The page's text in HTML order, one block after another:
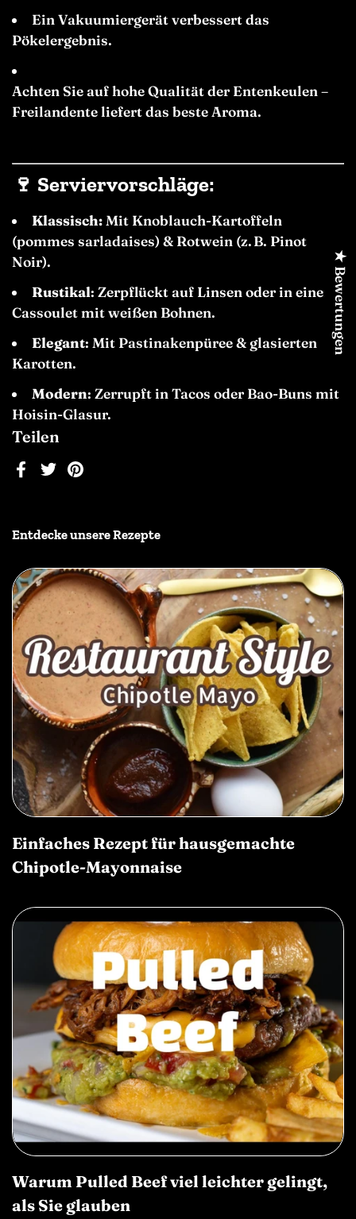
Teilen
Facebook
TwitterPinterest
Ein Vakuumiergerät verbessert das
Pökelergebnis.
Achten Sie auf hohe Qualität der Entenkeulen –
Freilandente liefert das beste Aroma.
🍷 Serviervorschläge:
Klassisch:Mit Knoblauch-Kartoffeln
(pommes sarladaises) & Rotwein (z. B. Pinot
Noir).
Rustikal: Zerpflückt auf Linsen oder in einem
Cassoulet mit weißen Bohnen.
Elegant: Mit Pastinakenpüree & glasierten
Karotten.
Modern: Zerrupft in Tacos oder Bao-Buns mit
Hoisin-Glasur.
Entdecke unsere Rezepte
Einfaches Rezept für hausgemachte
Chipotle-Mayonnaise
Warum Pulled Beef viel leichter gelingt,
als Sie glauben
★ Bewertungen